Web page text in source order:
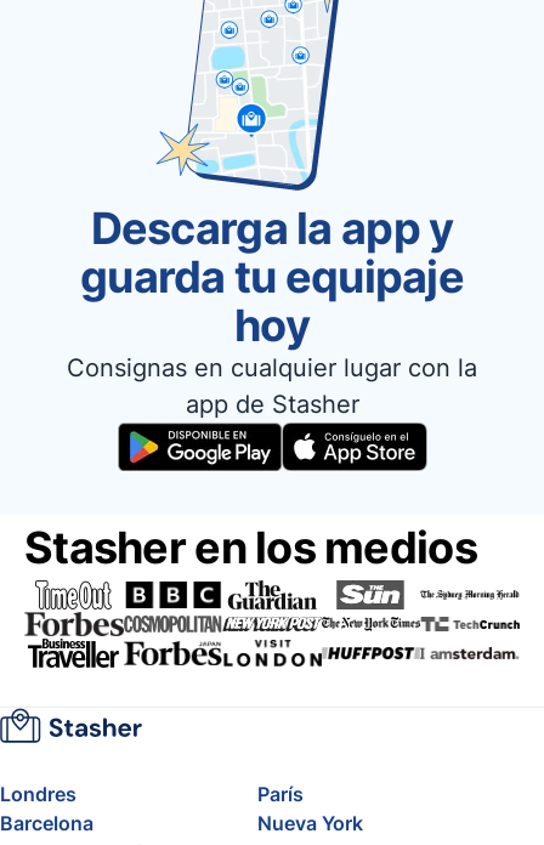
Descarga la app y
guarda tu equipaje
hoy
Consignas en cualquier lugar con la
app de Stasher
Stasher en los medios
Londres
París
Barcelona
Nueva York